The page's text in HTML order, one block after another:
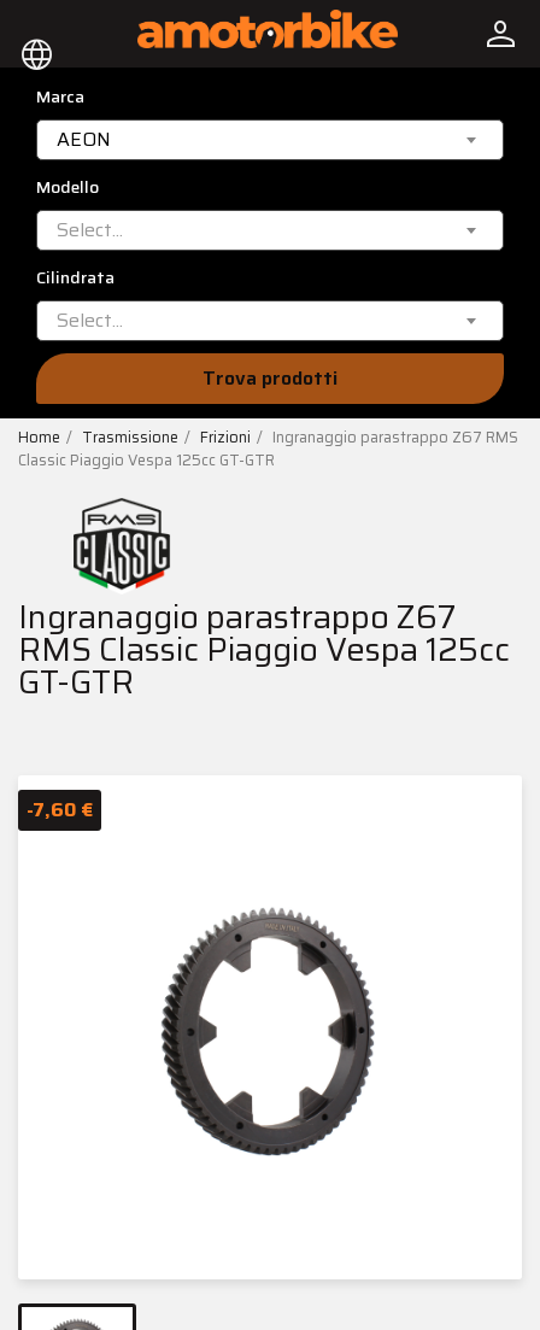
language person
Marca
AEON
Modello
Select...
Cilindrata
Select...
Trova prodotti
Home Trasmissione Frizioni
Ingranaggio parastrappo Z67 RMS
Classic Piaggio Vespa 125cc GT-GTR
Ingranaggio parastrappo Z67
RMS Classic Piaggio Vespa 125cc
GT-GTR
-7,60 €